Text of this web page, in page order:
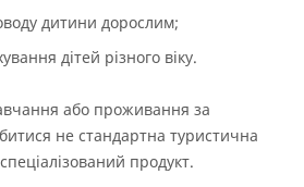
дитини дорослим;
дітей різного віку.
або проживання за
не стандартна туристична
продукт.